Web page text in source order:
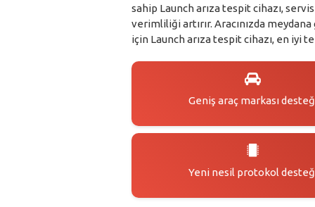
sahip Launch arıza tespit cihazı,
verimliliği artırır. Aracınızda
için Launch arıza tespit cihazı, en iyi
Geniş araç markası
Yeni nesil protokol